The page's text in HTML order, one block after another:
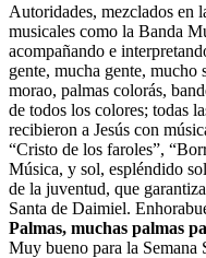
Autoridades, mezclados en
musicales como la Banda
acompañando e
gente, mucha gente,
morao, palmas colorás,
de todos los colores; todas
recibieron a Jesús con
“Cristo de los faroles”,
Música, y sol, espléndido
de la juventud, que
Santa de Daimiel.
Palmas, muchas palmas
Muy bueno para la Semana